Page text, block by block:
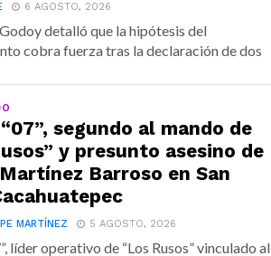
6 AGOSTO, 2026
detalló que la hipótesis del
cobra fuerza tras la declaración de dos
segundo al mando de
y presunto asesino de
Barroso en San
MARTÍNEZ 5 AGOSTO, 2026
líder operativo de “Los Rusos” vinculado al